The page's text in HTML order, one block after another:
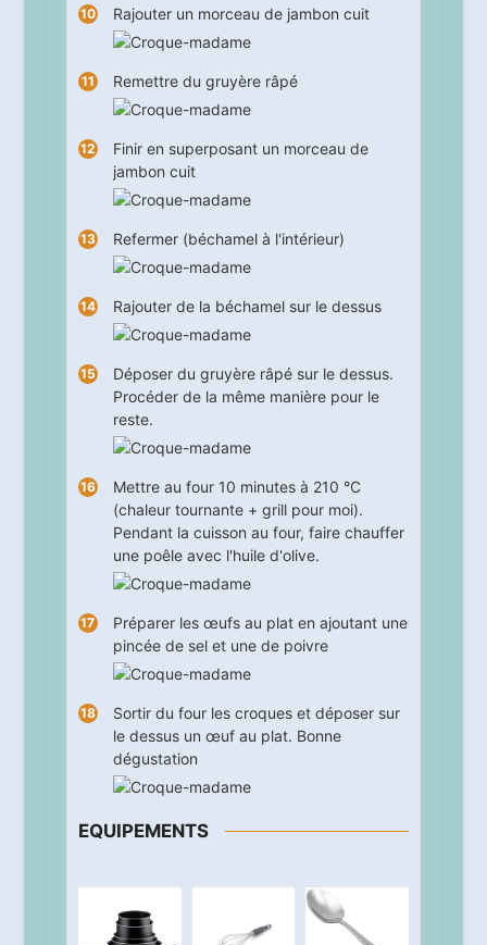
Rajouter un morceau de jambon cuit
Remettre du gruyère râpé
Finir en superposant un morceau de
jambon cuit
Refermer (béchamel à l'intérieur)
Rajouter de la béchamel sur le dessus
Déposer du gruyère râpé sur le dessus.
Procéder de la même manière pour le
reste.
Mettre au four 10 minutes à 210 °C
(chaleur tournante + grill pour moi).
Pendant la cuisson au four, faire chauffer
une poêle avec l'huile d'olive.
Préparer les œufs au plat en ajoutant une
pincée de sel et une de poivre
Sortir du four les croques et déposer sur
le dessus un œuf au plat. Bonne
dégustation
EQUIPEMENTS